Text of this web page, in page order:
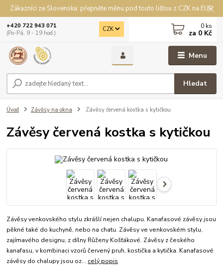
Zákazníci ze Slovenska: přepněte měnu pod touto lištou z CZK na EUR
Menu
CZK
Hledat
+420 722 943 071
(Po-Pá, 9 - 19 hod.)
0 ks
za 0 Kč
Úvod Závěsy na okna Závěsy červená kostka s kytičkou
Závěsy červená kostka s kytičkou
Závěsy venkovského stylu zkrášlí nejen chalupu. Kanafasové závěsy jsou
pěkné také do kuchyně, nebo na chatu. Závěsy ve venkovském stylu,
zajímavého designu, z dílny Růženy Košťákové. Závěsy z českého
kanafasu, v kombinaci vzorů červený pruh, kostička a kytička. Kanafasové
závěsy do chalupy jsou oz... celý popis